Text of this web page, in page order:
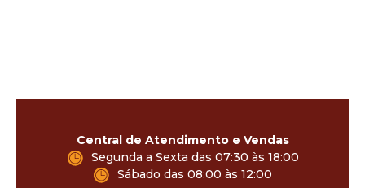
Central de Atendimento e Vendas
Segunda a Sexta das 07:30 às 18:00
Sábado das 08:00 às 12:00